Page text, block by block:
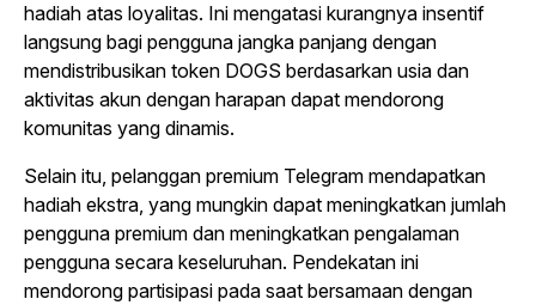
hadiah atas loyalitas. Ini mengatasi kurangnya insentif
langsung bagi pengguna jangka panjang dengan
mendistribusikan token DOGS berdasarkan usia dan
aktivitas akun dengan harapan dapat mendorong
komunitas yang dinamis.
Selain itu, pelanggan premium Telegram mendapatkan
hadiah ekstra, yang mungkin dapat meningkatkan jumlah
pengguna premium dan meningkatkan pengalaman
pengguna secara keseluruhan. Pendekatan ini
mendorong partisipasi pada saat bersamaan dengan